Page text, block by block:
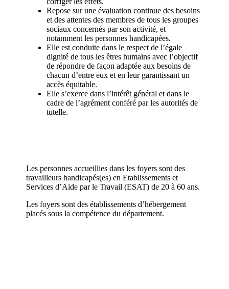
Repose sur une évaluation continue des besoins
et des attentes des membres de tous les groupes
sociaux concernés par son activité, et
notamment les personnes handicapées.
Elle est conduite dans le respect de l’égale
dignité de tous les êtres humains avec l’objectif
de répondre de façon adaptée aux besoins de
chacun d’entre eux et en leur garantissant un
accès équitable.
Elle s’exerce dans l’intérêt général et dans le
cadre de l’agrément conféré par les autorités de
tutelle.
Les personnes accueillies dans les foyers sont des
travailleurs handicapés(es) en Etablissements et
Services d’Aide par le Travail (ESAT) de 20 à 60 ans.
Les foyers sont des établissements d’hébergement
placés sous la compétence du département.